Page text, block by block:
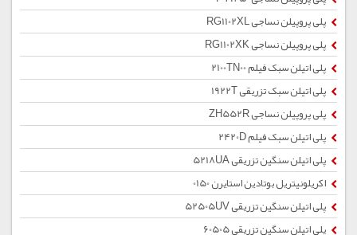
پلی پروپیلن نساجی RG1102XL
پلی پروپیلن نساجی RG1102XK
پلی اتیلن سبک فیلم 2100TN00
پلی اتیلن سبک تزریقی 1922T
پلی پروپیلن نساجی ZH552R
پلی اتیلن سبک فیلم 2420D
پلی اتیلن سنگین تزریقی 5218UA
اکریلونیتریل بوتادین استایرن 0150
پلی اتیلن سنگین تزریقی 52505UV
پلی اتیلن سنگین تزریقی 60505